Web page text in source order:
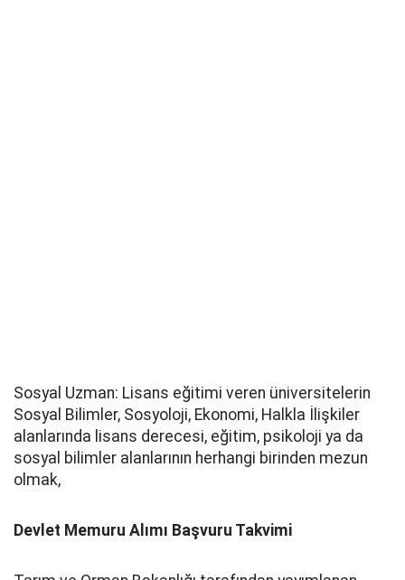
Sosyal Uzman: Lisans eğitimi veren üniversitelerin
Sosyal Bilimler, Sosyoloji, Ekonomi, Halkla İlişkiler
alanlarında lisans derecesi, eğitim, psikoloji ya da
sosyal bilimler alanlarının herhangi birinden mezun
olmak,
Devlet Memuru Alımı Başvuru Takvimi